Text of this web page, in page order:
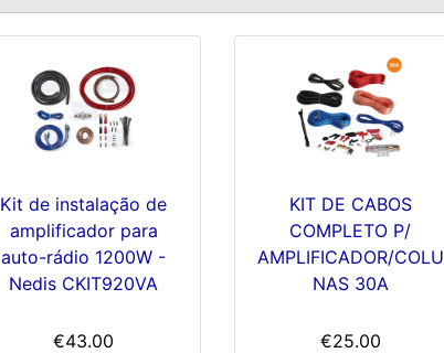
Kit de instalação de
amplificador para
auto-rádio 1200W -
Nedis CKIT920VA
€43.00
KIT DE CABOS
COMPLETO P/
AMPLIFICADOR/COLU
NAS 30A
€25.00